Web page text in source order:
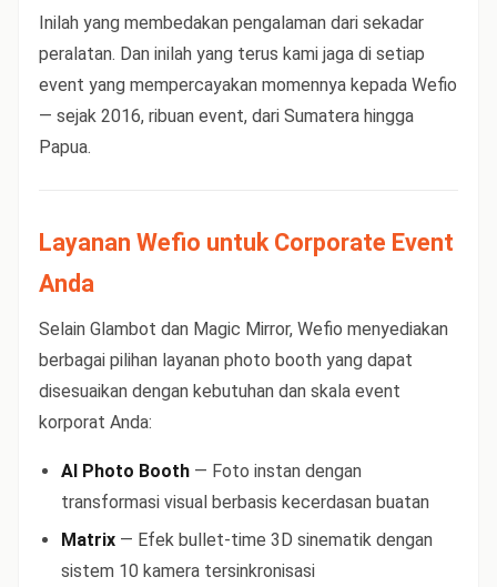
Inilah yang membedakan pengalaman dari sekadar
peralatan. Dan inilah yang terus kami jaga di setiap
event yang mempercayakan momennya kepada Wefio
— sejak 2016, ribuan event, dari Sumatera hingga
Papua.
Layanan Wefio untuk Corporate Event
Anda
Selain Glambot dan Magic Mirror, Wefio menyediakan
berbagai pilihan layanan photo booth yang dapat
disesuaikan dengan kebutuhan dan skala event
korporat Anda:
AI Photo Booth — Foto instan dengan
transformasi visual berbasis kecerdasan buatan
Matrix — Efek bullet-time 3D sinematik dengan
sistem 10 kamera tersinkronisasi